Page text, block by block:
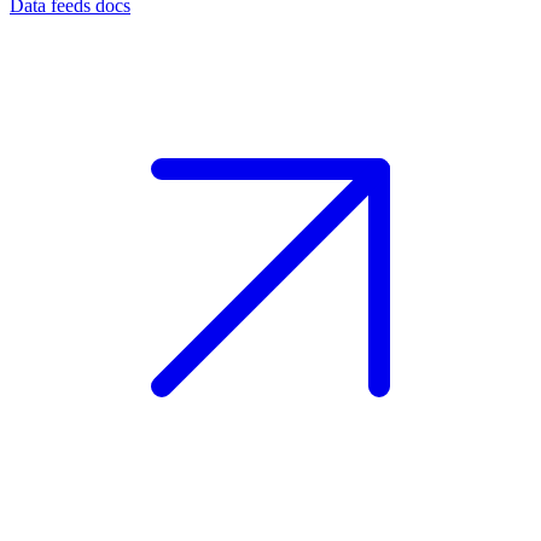
Data feeds docs